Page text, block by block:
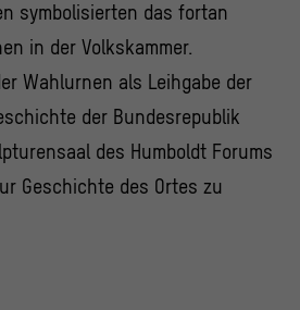
symbolisierten das fortan
in der Volkskammer.
Wahlurnen als Leihgabe der
der Bundesrepublik
des Humboldt Forums
Geschichte des Ortes zu